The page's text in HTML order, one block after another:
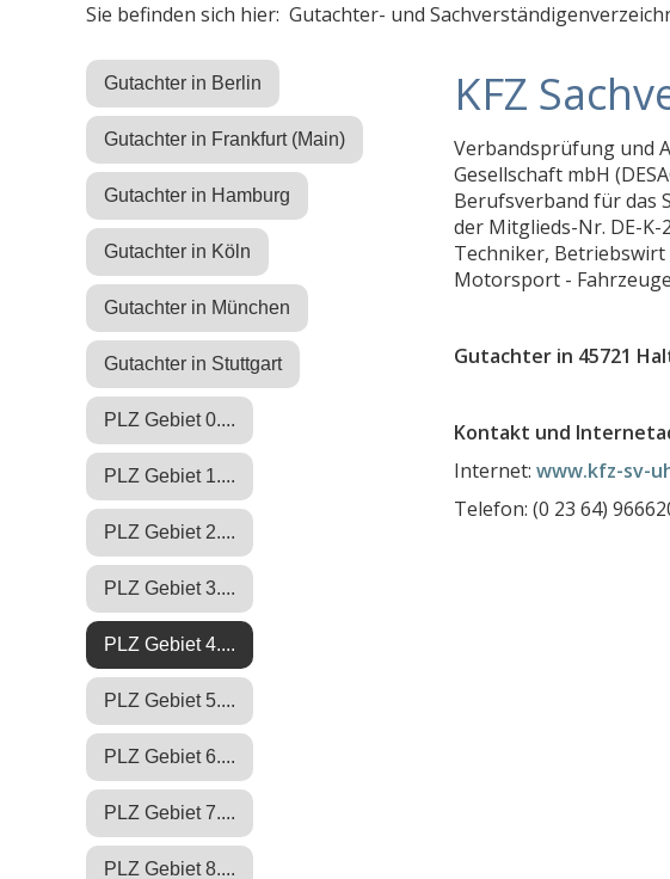
Sie befinden sich hier: Gutachter- und
Gutachter in Berlin
Gutachter in Frankfurt (Main)
Gutachter in Hamburg
Gutachter in Köln
Gutachter in München
Gutachter in Stuttgart
PLZ Gebiet 0....
PLZ Gebiet 1....
PLZ Gebiet 2....
PLZ Gebiet 3....
PLZ Gebiet 4....
PLZ Gebiet 5....
PLZ Gebiet 6....
PLZ Gebiet 7....
PLZ Gebiet 8....
KFZ
Verbandsprüfung und
Gesellschaft mbH
Berufsverband für das
der Mitglieds-Nr. DE-
Techniker, Betriebswirt
Motorsport -
Gutachter in 45721
Kontakt und
Internet: www.kfz-sv-
Telefon: (0 23 64)